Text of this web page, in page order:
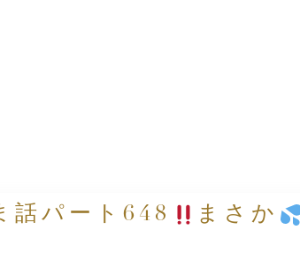
話パート648 まさか